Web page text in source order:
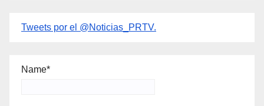
Tweets por el @Noticias_PRTV.
Name*